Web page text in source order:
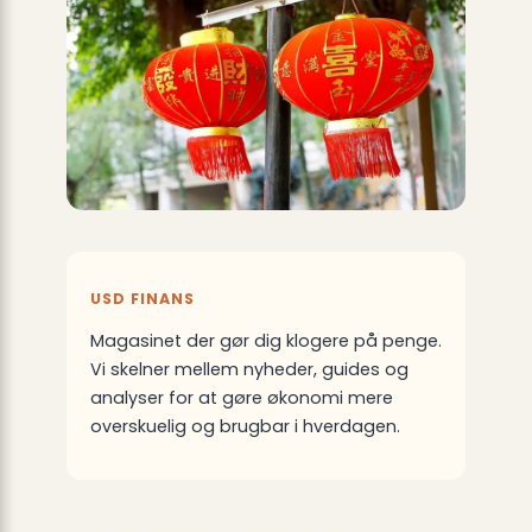
USD FINANS
Magasinet der gør dig klogere på penge.
Vi skelner mellem nyheder, guides og
analyser for at gøre økonomi mere
overskuelig og brugbar i hverdagen.